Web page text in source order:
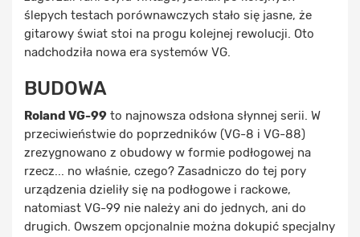
ślepych testach porównawczych stało się jasne, że
gitarowy świat stoi na progu kolejnej rewolucji. Oto
nadchodziła nowa era systemów VG.
BUDOWA
Roland VG-99 to najnowsza odsłona słynnej serii. W
przeciwieństwie do poprzedników (VG-8 i VG-88)
zrezygnowano z obudowy w formie podłogowej na
rzecz... no właśnie, czego? Zasadniczo do tej pory
urządzenia dzieliły się na podłogowe i rackowe,
natomiast VG-99 nie należy ani do jednych, ani do
drugich. Owszem opcjonalnie można dokupić specjalny